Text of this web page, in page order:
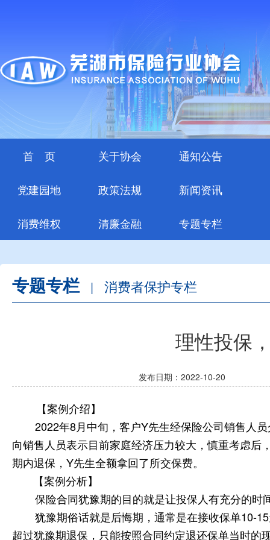
首 页 关于协会 通知公告
党建园地 政策法规 新闻资讯
消费维权 清廉金融 专题专栏
专题专栏 | 消费者保护专栏
理性投保
发布日期：2022-10-20
【案例介绍】
2022年8月中旬，客户Y先生经保险公司销售人
向销售人员表示目前家庭经济压力较大，慎重考虑后
期内退保， Y先生全额拿回了所交保费。
【案例分析】
保险合同犹豫期的目的就是让投保人有充分的
犹豫期俗话就是后悔期，通常是在接收保单10-
超过犹豫期退保，只能按照合同约定退还保单当时